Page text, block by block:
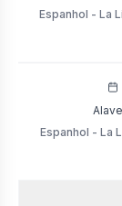
Espanhol - La
Espanhol - La